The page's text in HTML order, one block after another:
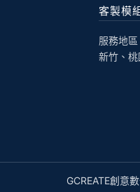
客製模
服務地區
新竹、
GCREATE創意